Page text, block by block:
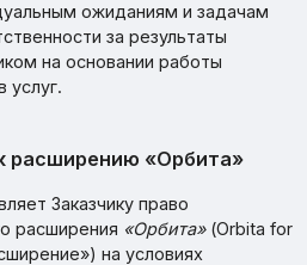
ожиданиям и задачам
за результаты
на основании работы
услуг.
расширению «Орбита»
Заказчику право
расширения «Орбита»(Orbita for
на условиях